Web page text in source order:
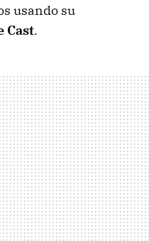
usando su
Cast.